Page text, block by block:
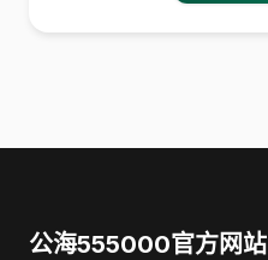
公海555000官方网站